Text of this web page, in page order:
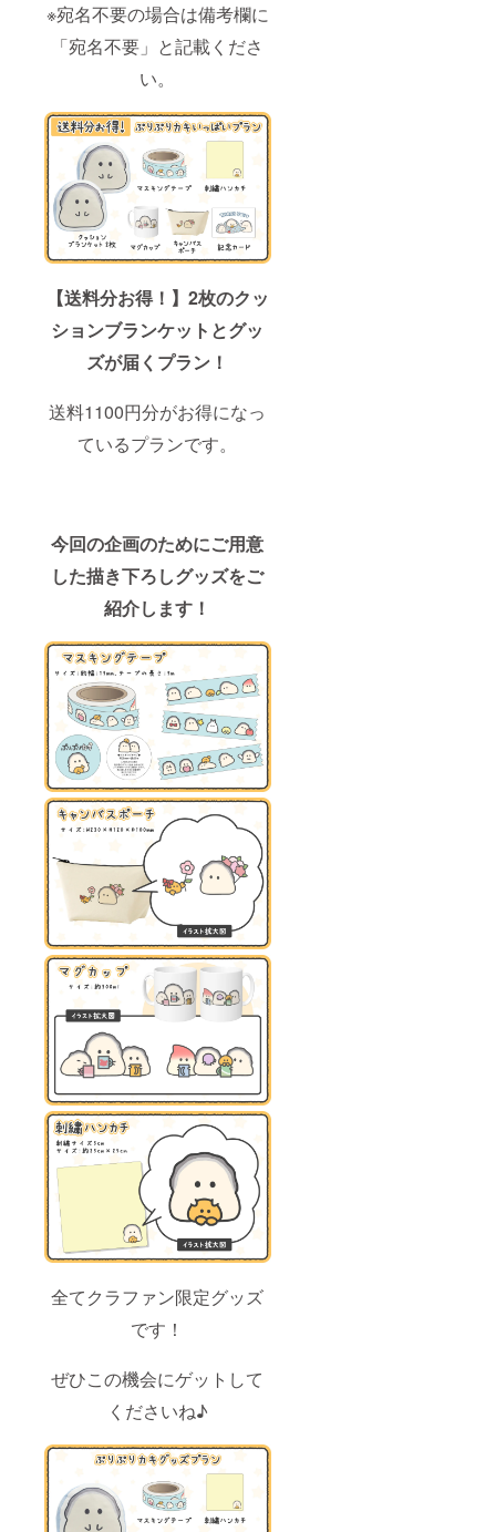
※宛名不要の場合は備考欄に
「宛名不要」と記載くださ
い。
【送料分お得！】2枚のクッ
ションブランケットとグッ
ズが届くプラン！
送料1100円分がお得になっ
ているプランです。
今回の企画のためにご用意
した描き下ろしグッズをご
紹介します！
全てクラファン限定グッズ
です！
ぜひこの機会にゲットして
くださいね♪